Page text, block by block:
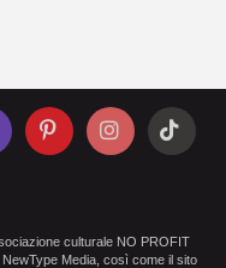
culturale NO PROFIT
NewType Media, così come il sito